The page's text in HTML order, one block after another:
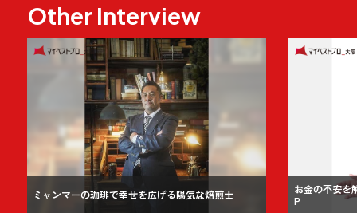
Other Interview
ミャンマーの珈琲で幸せを広げる陽気な焙煎士
お金の不安を
P